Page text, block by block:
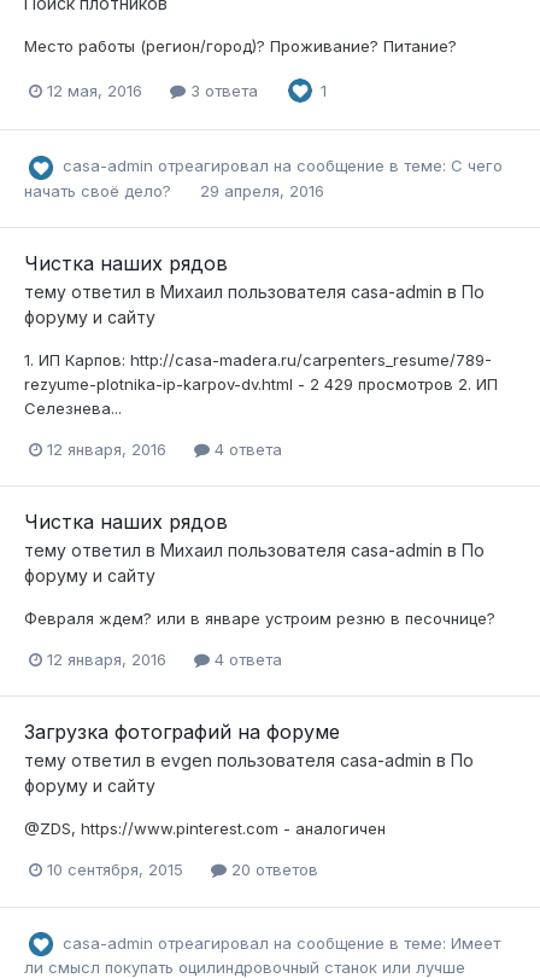
Место работы (регион/город)? Проживание? Питание?
12 мая, 2016 3 ответа 1
casa-admin отреагировал на сообщение в теме: С чего
начать своё дело?
29 апреля, 2016
Чистка наших рядов
тему ответил в Михаил пользователя casa-admin в По
форуму и сайту
1. ИП Карпов: http://casa-madera.ru/carpenters_resume/789-
rezyume-plotnika-ip-karpov-dv.html - 2 429 просмотров 2. ИП
Селезнева...
12 января, 2016 4 ответа
Чистка наших рядов
тему ответил в Михаил пользователя casa-admin в По
форуму и сайту
Февраля ждем? или в январе устроим резню в песочнице?
12 января, 2016 4 ответа
Загрузка фотографий на форуме
тему ответил в evgen пользователя casa-admin в По
форуму и сайту
@ZDS, https://www.pinterest.com - аналогичен
10 сентября, 2015 20 ответов
casa-admin отреагировал на сообщение в теме: Имеет
ли смысл покупать оцилиндровочный станок или лучше